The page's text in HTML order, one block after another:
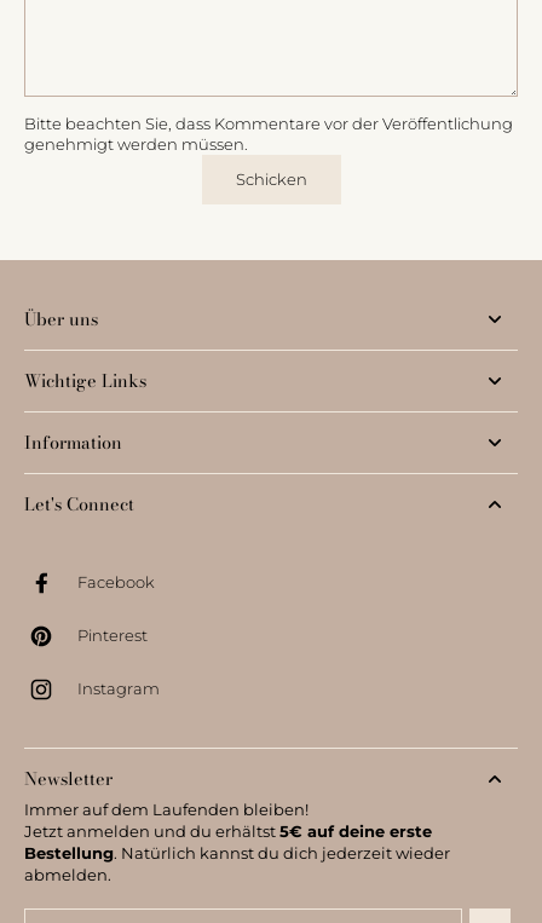
Bitte beachten Sie, dass Kommentare vor der Veröffentlichung
genehmigt werden müssen.
Schicken
Über uns
Wichtige Links
Information
Let's Connect
Facebook
Pinterest
Instagram
Newsletter
Immer auf dem Laufenden bleiben!
Jetzt anmelden und du erhältst 5€ auf deine erste
Bestellung. Natürlich kannst du dich jederzeit wieder
abmelden.